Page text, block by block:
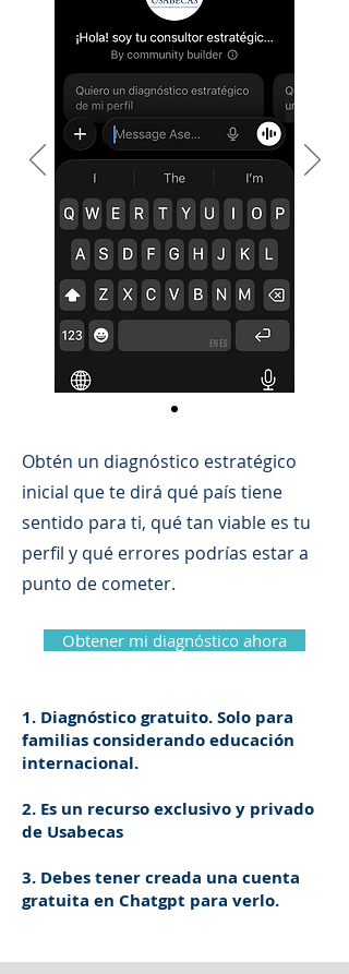
Obtén un diagnóstico estratégico
inicial que te dirá qué país tiene
sentido para ti, qué tan viable es tu
perfil y qué errores podrías estar a
punto de cometer.
Obtener mi diagnóstico ahora
1. Diagnóstico gratuito. Solo para
familias considerando educación
internacional.
2. Es un recurso exclusivo y privado
de Usabecas
3. Debes tener creada una cuenta
gratuita en Chatgpt para verlo.